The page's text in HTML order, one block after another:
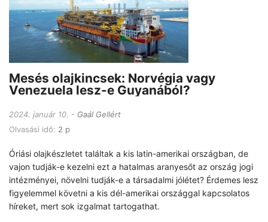
Mesés olajkincsek: Norvégia vagy
Venezuela lesz-e Guyanából?
2024. január 10.
Gaál Gellért
Olvasási idő: 2 p
Óriási olajkészletet találtak a kis latin-amerikai országban, de
vajon tudják-e kezelni ezt a hatalmas aranyesőt az ország jogi
intézményei, növelni tudják-e a társadalmi jólétet? Érdemes lesz
figyelemmel követni a kis dél-amerikai országgal kapcsolatos
híreket, mert sok izgalmat tartogathat.